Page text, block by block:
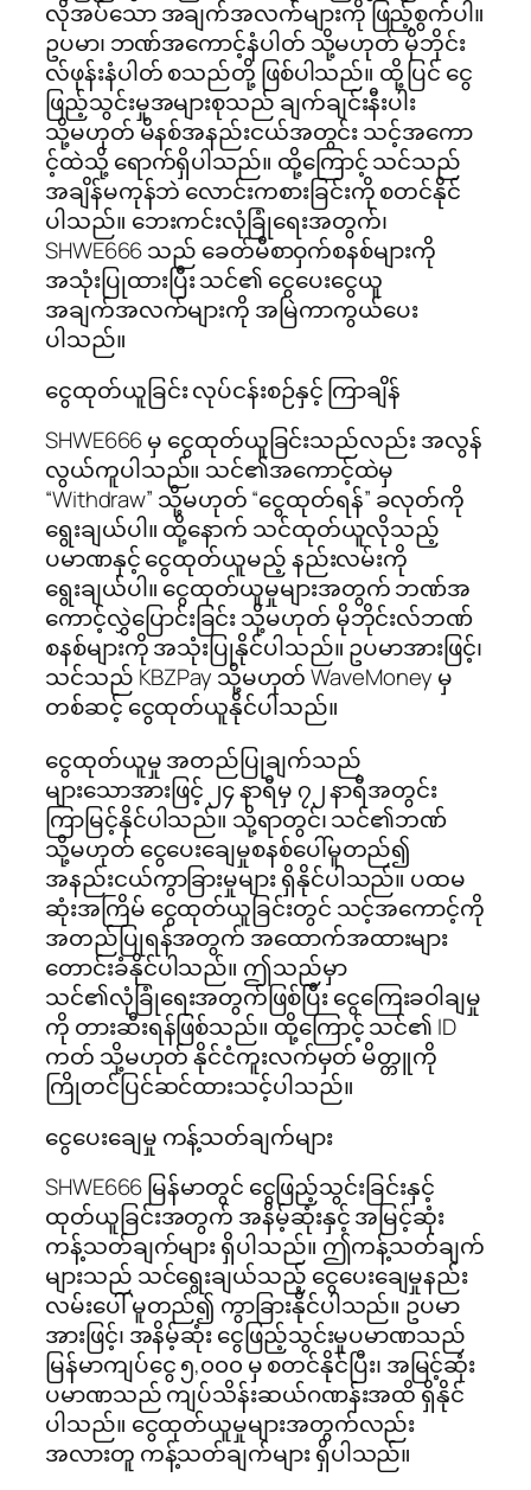
လိုအပ်သော အချက်အလက်များကို ဖြည့်စွက်ပါ။
ဥပမာ၊ ဘဏ်အကောင့်နံပါတ် သို့မဟုတ် မိုဘိုင်း
လ်ဖုန်းနံပါတ် စသည်တို့ ဖြစ်ပါသည်။ ထို့ပြင် ငွေ
ဖြည့်သွင်းမှုအများစုသည် ချက်ချင်းနီးပါး
သို့မဟုတ် မိနစ်အနည်းငယ်အတွင်း သင့်အကော
င့်ထဲသို့ ရောက်ရှိပါသည်။ ထို့ကြောင့် သင်သည်
အချိန်မကုန်ဘဲ လောင်းကစားခြင်းကို စတင်နိုင်
ပါသည်။ ဘေးကင်းလုံခြုံရေးအတွက်၊
SHWE666 သည် ခေတ်မီစာဝှက်စနစ်များကို
အသုံးပြုထားပြီး သင်၏ ငွေပေးငွေယူ
အချက်အလက်များကို အမြဲကာကွယ်ပေး
ပါသည်။
ငွေထုတ်ယူခြင်း လုပ်ငန်းစဉ်နှင့် ကြာချိန်
SHWE666 မှ ငွေထုတ်ယူခြင်းသည်လည်း အလွန်
လွယ်ကူပါသည်။ သင်၏အကောင့်ထဲမှ
“Withdraw” သို့မဟုတ် “ငွေထုတ်ရန်” ခလုတ်ကို
ရွေးချယ်ပါ။ ထို့နောက် သင်ထုတ်ယူလိုသည့်
ပမာဏနှင့် ငွေထုတ်ယူမည့် နည်းလမ်းကို
ရွေးချယ်ပါ။ ငွေထုတ်ယူမှုများအတွက် ဘဏ်အ
ကောင့်လွှဲပြောင်းခြင်း သို့မဟုတ် မိုဘိုင်းလ်ဘဏ်
စနစ်များကို အသုံးပြုနိုင်ပါသည်။ ဥပမာအားဖြင့်၊
သင်သည် KBZPay သို့မဟုတ် WaveMoney မှ
တစ်ဆင့် ငွေထုတ်ယူနိုင်ပါသည်။
ငွေထုတ်ယူမှု အတည်ပြုချက်သည်
များသောအားဖြင့် ၂၄ နာရီမှ ၇၂ နာရီအတွင်း
ကြာမြင့်နိုင်ပါသည်။ သို့ရာတွင်၊ သင်၏ဘဏ်
သို့မဟုတ် ငွေပေးချေမှုစနစ်ပေါ်မူတည်၍
အနည်းငယ်ကွာခြားမှုများ ရှိနိုင်ပါသည်။ ပထမ
ဆုံးအကြိမ် ငွေထုတ်ယူခြင်းတွင် သင့်အကောင့်ကို
အတည်ပြုရန်အတွက် အထောက်အထားများ
တောင်းခံနိုင်ပါသည်။ ဤသည်မှာ
သင်၏လုံခြုံရေးအတွက်ဖြစ်ပြီး ငွေကြေးခဝါချမှု
ကို တားဆီးရန်ဖြစ်သည်။ ထို့ကြောင့် သင်၏ ID
ကတ် သို့မဟုတ် နိုင်ငံကူးလက်မှတ် မိတ္တူကို
ကြိုတင်ပြင်ဆင်ထားသင့်ပါသည်။
ငွေပေးချေမှု ကန့်သတ်ချက်များ
SHWE666 မြန်မာတွင် ငွေဖြည့်သွင်းခြင်းနှင့်
ထုတ်ယူခြင်းအတွက် အနိမ့်ဆုံးနှင့် အမြင့်ဆုံး
ကန့်သတ်ချက်များ ရှိပါသည်။ ဤကန့်သတ်ချက်
များသည် သင်ရွေးချယ်သည့် ငွေပေးချေမှုနည်း
လမ်းပေါ် မူတည်၍ ကွာခြားနိုင်ပါသည်။ ဥပမာ
အားဖြင့်၊ အနိမ့်ဆုံး ငွေဖြည့်သွင်းမှုပမာဏသည်
မြန်မာကျပ်ငွေ ၅,၀၀၀ မှ စတင်နိုင်ပြီး၊ အမြင့်ဆုံး
ပမာဏသည် ကျပ်သိန်းဆယ်ဂဏန်းအထိ ရှိနိုင်
ပါသည်။ ငွေထုတ်ယူမှုများအတွက်လည်း
အလားတူ ကန့်သတ်ချက်များ ရှိပါသည်။